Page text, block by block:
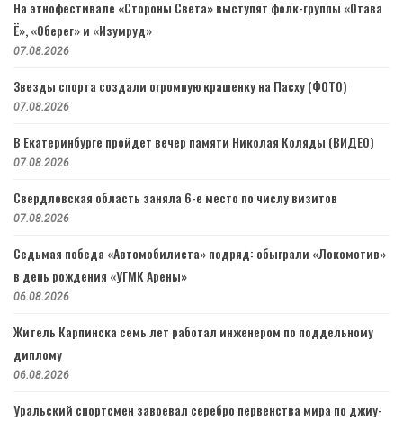
На этнофестивале «Стороны Света» выступят фолк-группы «Отава
Ё», «Оберег» и «Изумруд»
07.08.2026
Звезды спорта создали огромную крашенку на Пасху (ФОТО)
07.08.2026
В Екатеринбурге пройдет вечер памяти Николая Коляды (ВИДЕО)
07.08.2026
Свердловская область заняла 6-е место по числу визитов
07.08.2026
Седьмая победа «Автомобилиста» подряд: обыграли «Локомотив»
в день рождения «УГМК Арены»
06.08.2026
Житель Карпинска семь лет работал инженером по поддельному
диплому
06.08.2026
Уральский спортсмен завоевал серебро первенства мира по джиу-